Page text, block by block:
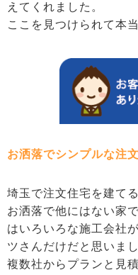
えてくれました。
ここを見つけられて本
お洒落でシンプルな注
埼玉で注文住宅を建て
お洒落で他にはない家
はいろいろな施工会社
ツさんだけだと思いまし
複数社からプランと見